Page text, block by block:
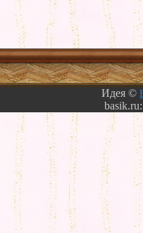
Идея ©